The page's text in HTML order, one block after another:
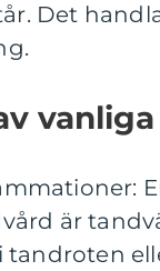
Det
är
tandroten